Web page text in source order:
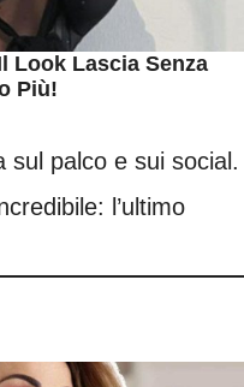
Look Lascia Senza
Più!
sul palco e sui social.
l’ultimo